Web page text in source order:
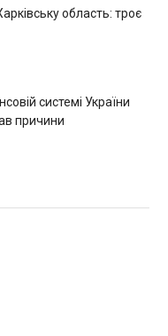
область: троє
системі України
причини